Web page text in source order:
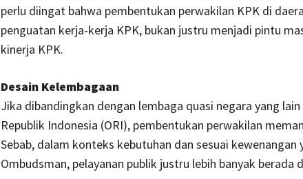
perlu diingat bahwa pembentukan perwakilan KPK di
penguatan kerja-kerja KPK, bukan justru menjadi pintu
kinerja KPK.
Desain Kelembagaan
Jika dibandingkan dengan lembaga quasi negara yang
Republik Indonesia (ORI), pembentukan perwakilan
Sebab, dalam konteks kebutuhan dan sesuai kewenangan
Ombudsman, pelayanan publik justru lebih banyak berada